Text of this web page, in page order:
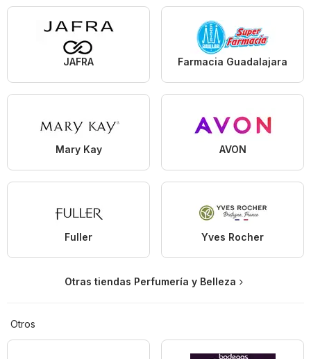
JAFRA Farmacia Guadalajara
Mary Kay AVON
Fuller Yves Rocher
Otras tiendas Perfumería y Belleza
Otros